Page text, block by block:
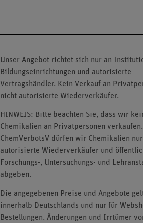
Unser Angebot richtet sich nur an
Bildungseinrichtungen und autorisierte
Vertragshändler. Kein Verkauf an
nicht autorisierte Wiederverkäufer.
HINWEIS: Bitte beachten Sie, dass wir
Chemikalien an Privatpersonen
ChemVerbotsV dürfen wir Chemikalien
autorisierte Wiederverkäufer und
Forschungs-, Untersuchungs- und
abgeben.
Die angegebenen Preise und Angebote
innerhalb Deutschlands und nur für
Bestellungen. Änderungen und Irrtümer